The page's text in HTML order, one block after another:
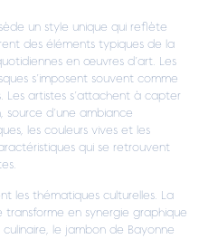
un style unique qui reflète
des éléments typiques de la
en œuvres d’art. Les
s’imposent souvent comme
Les artistes s’attachent à capter
source d’une ambiance
les couleurs vives et les
qui se retrouvent
les thématiques culturelles. La
en synergie graphique
le jambon de Bayonne